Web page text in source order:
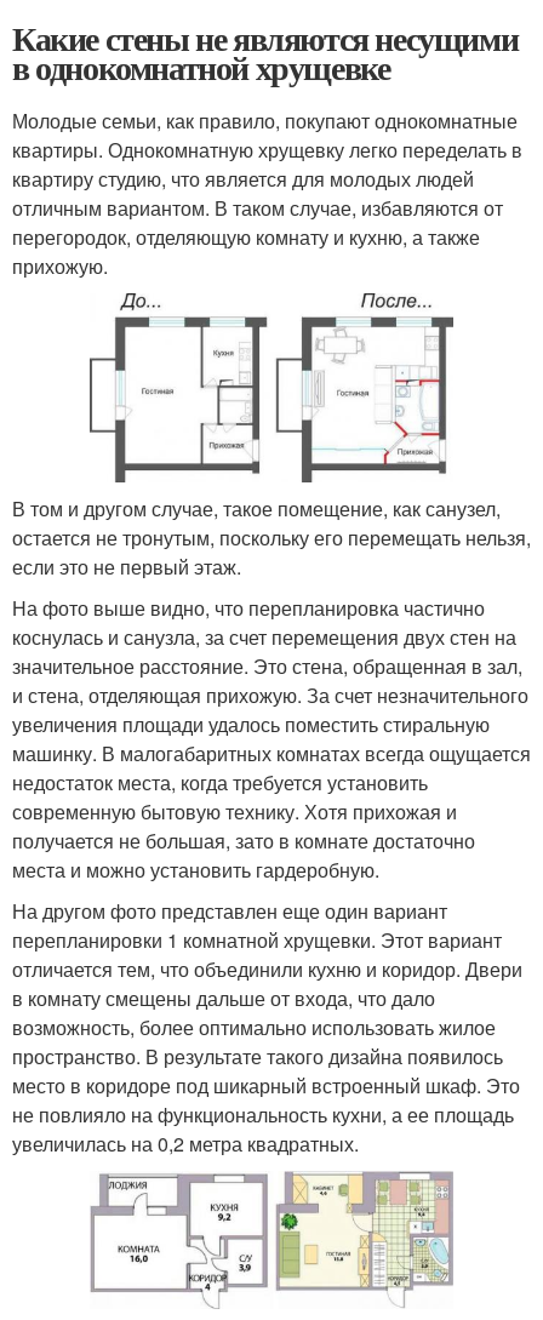
Какие стены не являются несущими
в однокомнатной хрущевке
Молодые семьи, как правило, покупают однокомнатные
квартиры. Однокомнатную хрущевку легко переделать в
квартиру студию, что является для молодых людей
отличным вариантом. В таком случае, избавляются от
перегородок, отделяющую комнату и кухню, а также
прихожую.
В том и другом случае, такое помещение, как санузел,
остается не тронутым, поскольку его перемещать нельзя,
если это не первый этаж.
На фото выше видно, что перепланировка частично
коснулась и санузла, за счет перемещения двух стен на
значительное расстояние. Это стена, обращенная в зал,
и стена, отделяющая прихожую. За счет незначительного
увеличения площади удалось поместить стиральную
машинку. В малогабаритных комнатах всегда ощущается
недостаток места, когда требуется установить
современную бытовую технику. Хотя прихожая и
получается не большая, зато в комнате достаточно
места и можно установить гардеробную.
На другом фото представлен еще один вариант
перепланировки 1 комнатной хрущевки. Этот вариант
отличается тем, что объединили кухню и коридор. Двери
в комнату смещены дальше от входа, что дало
возможность, более оптимально использовать жилое
пространство. В результате такого дизайна появилось
место в коридоре под шикарный встроенный шкаф. Это
не повлияло на функциональность кухни, а ее площадь
увеличилась на 0,2 метра квадратных.